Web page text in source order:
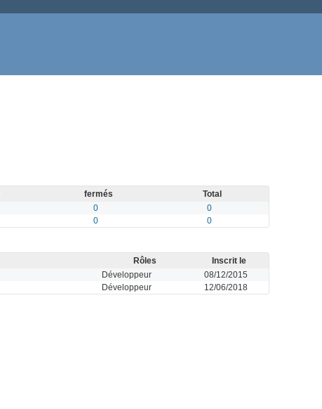
fermés
Total
0
0
0 0
Rôles
Inscrit le
Développeur
08/12/2015
Développeur 12/06/2018